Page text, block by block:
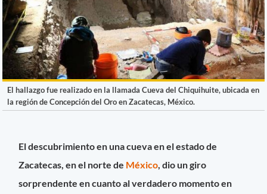
El hallazgo fue realizado en la llamada Cueva del Chiquihuite, ubicada en
la región de Concepción del Oro en Zacatecas, México.
El descubrimiento en una cueva en el estado de
Zacatecas, en el norte de México , dio un giro
sorprendente en cuanto al verdadero momento en